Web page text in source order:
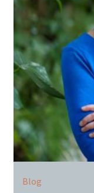
Blog